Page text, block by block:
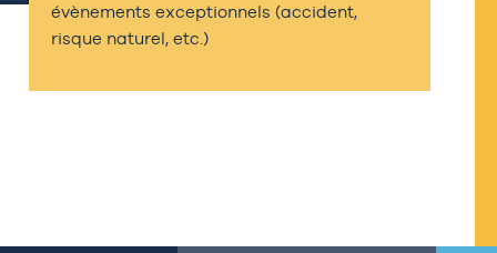
évènements exceptionnels (accident,
risque naturel, etc.)